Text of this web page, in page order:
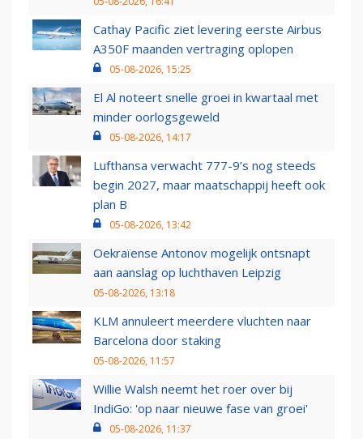
Cathay Pacific ziet levering eerste Airbus
A350F maanden vertraging oplopen
05-08-2026, 15:25
El Al noteert snelle groei in kwartaal met
minder oorlogsgeweld
05-08-2026, 14:17
Lufthansa verwacht 777-9’s nog steeds
begin 2027, maar maatschappij heeft ook
plan B
05-08-2026, 13:42
Oekraïense Antonov mogelijk ontsnapt
aan aanslag op luchthaven Leipzig
05-08-2026, 13:18
KLM annuleert meerdere vluchten naar
Barcelona door staking
05-08-2026, 11:57
Willie Walsh neemt het roer over bij
IndiGo: 'op naar nieuwe fase van groei'
05-08-2026, 11:37